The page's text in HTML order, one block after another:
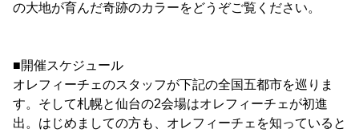
の大地が育んだ奇跡のカラーをどうぞご覧ください。
■開催スケジュール
オレフィーチェのスタッフが下記の全国五都市を巡りま
す。そして札幌と仙台の2会場はオレフィーチェが初進
出。はじめましての方も、オレフィーチェを知っていると